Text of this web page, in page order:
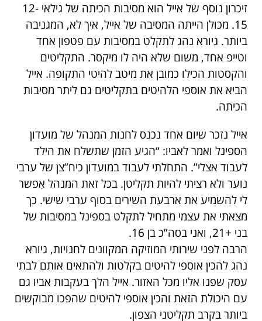
זיכרון נוסף של אייל הוא מסיבות הכיתה של גילאי 12-
15. מכולן הייתה המסיבה של אייל, איך לא, המגניבה
ביותר. גיורא נהג לתקלט במסיבות עם פטפון אחד
וטייפ אחד, משום שלא היה לו מיקסר. התקליטים
והקסטות הכילו כמובן את מיטב להיטי התקופה. אייל
הביא את אוספי הלהיטים בתקליטים גם ליתר מסיבות
הכיתה.
אייל נזכר שיום אחד נכנס לחנות המנהל של מועדון
הספינל ואמר לאביו: “הגיע הזמן שתשלח את הילד
לעבוד אצלי”. התחלתי לעבוד במועדון כיח”צן של ערבי
נוער ולא רציתי להיות תקליטן. בכל זאת המנהל אִפשר
לי להשמיע את ארבעת השירים בסוף ערבי שישי. כך
מצאתי את עצמי מתחיל לתקלט בספינל במסיבות של
בני +21, ואני בסה”כ בן 16.
הרבה לפני שירותי המוזיקה המקוונים לחנויות, גיורא
נהג להכין אוספי להיטים בקלטות ולהתאים אותם לבתי
עסק שפנו אליו מכל האזור. אייל הלך בעקבות אביו גם
עם היכולת הזאת והכין אוספי להיטים שהפכו מבוקשים
ביותר בקרב תקליטני הצפון.